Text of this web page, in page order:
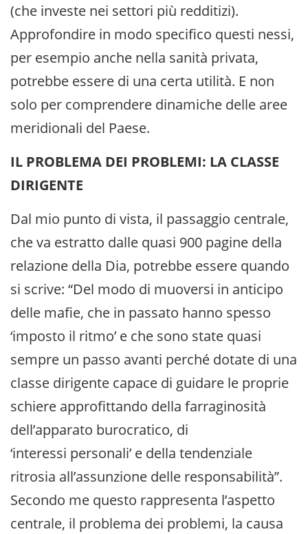
(che investe nei settori più redditizi).
Approfondire in modo specifico questi nessi,
per esempio anche nella sanità privata,
potrebbe essere di una certa utilità. E non
solo per comprendere dinamiche delle aree
meridionali del Paese.
IL PROBLEMA DEI PROBLEMI: LA CLASSE
DIRIGENTE
Dal mio punto di vista, il passaggio centrale,
che va estratto dalle quasi 900 pagine della
relazione della Dia, potrebbe essere quando
si scrive: “Del modo di muoversi in anticipo
delle mafie, che in passato hanno spesso
‘imposto il ritmo’ e che sono state quasi
sempre un passo avanti perché dotate di una
classe dirigente capace di guidare le proprie
schiere approfittando della farraginosità
dell’apparato burocratico, di
‘interessi personali’ e della tendenziale
ritrosia all’assunzione delle responsabilità”.
Secondo me questo rappresenta l’aspetto
centrale, il problema dei problemi, la causa